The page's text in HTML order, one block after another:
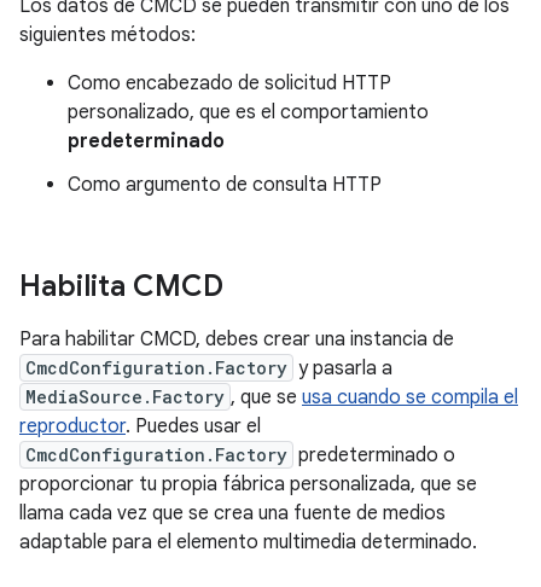
Los datos de CMCD se pueden transmitir con uno de los
siguientes métodos:
Como encabezado de solicitud HTTP
personalizado, que es el comportamiento
predeterminado
Como argumento de consulta HTTP
Habilita CMCD
Para habilitar CMCD, debes crear una instancia de
CmcdConfiguration.Factory y pasarla a
MediaSource.Factory , que se usa cuando se compila el
reproductor. Puedes usar el
CmcdConfiguration.Factory predeterminado o
proporcionar tu propia fábrica personalizada, que se
llama cada vez que se crea una fuente de medios
adaptable para el elemento multimedia determinado.